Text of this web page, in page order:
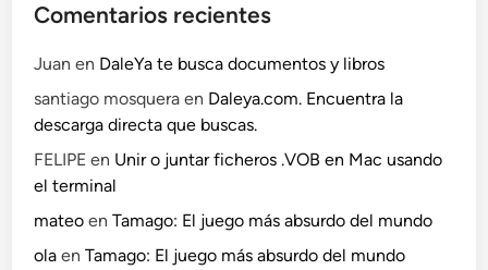
Comentarios recientes
Juan en DaleYa te busca documentos y libros
santiago mosquera en Daleya.com. Encuentra la
descarga directa que buscas.
FELIPE en Unir o juntar ficheros .VOB en Mac usando
el terminal
mateo enTamago: El juego más absurdo del mundo
ola enTamago: El juego más absurdo del mundo